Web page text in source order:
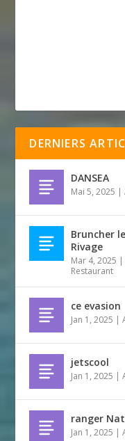
DERNIERS
DANSEA
Mai 5, 2025 |
Bruncher
Rivage
Mar 4, 2025
Restaurant
ce evasion
Jan 1, 2025 |
jetscool
Jan 1, 2025 |
ranger
Jan 1, 2025 |